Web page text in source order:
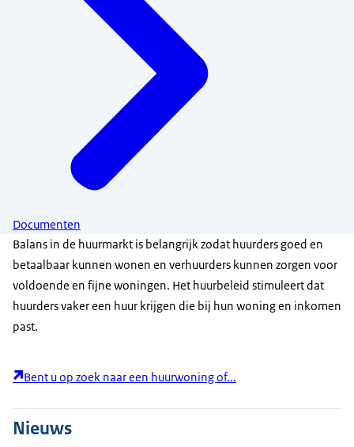
Documenten
Balans in de huurmarkt is belangrijk zodat huurders goed en
betaalbaar kunnen wonen en verhuurders kunnen zorgen voor
voldoende en fijne woningen. Het huurbeleid stimuleert dat
huurders vaker een huur krijgen die bij hun woning en inkomen
past.
Bent u op zoek naar een huurwoning of...
Nieuws